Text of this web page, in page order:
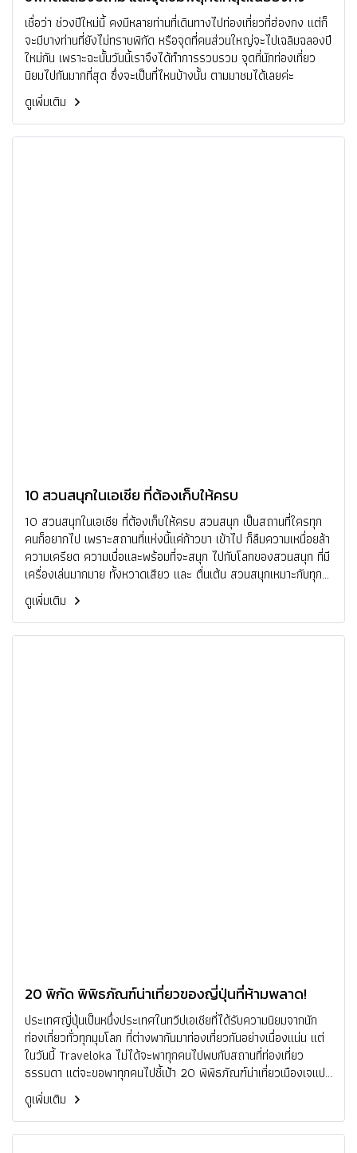
เชื่อว่า ช่วงปีใหม่นี้ คงมีหลายท่านที่เดินทางไปท่องเที่ยวที่ฮ่องกง แต่ก็
จะมีบางท่านที่ยังไม่ทราบพิกัด หรือจุดที่คนส่วนใหญ่จะไปเฉลิมฉลองปี
ใหม่กัน เพราะฉะนั้นวันนี้เราจึงได้ทำการรวบรวม จุดที่นักท่องเที่ยว
นิยมไปกันมากที่สุด ซึ่งจะเป็นที่ไหนบ้างนั้น ตามมาชมได้เลยค่ะ
ดูเพิ่มเติม
10 สวนสนุกในเอเชีย ที่ต้องเก็บให้ครบ
10 สวนสนุกในเอเชีย ที่ต้องเก็บให้ครบ สวนสนุก เป็นสถานที่ใครทุก
คนก็อยากไป เพราะสถานที่แห่งนี้แค่ก้าวขา เข้าไป ก็ลืมความเหนื่อยล้า
ความเครียด ความเบื่อและพร้อมที่จะสนุก ไปกับโลกของสวนสนุก ที่มี
เครื่องเล่นมากมาย ทั้งหวาดเสียว และ ตื่นเต้น สวนสนุกเหมาะกับทุก
เพศทุกวัย จะมาเป็นครอบครัวก็ได้ จะมากับเพื่อนหรือแฟนก็ดี วันนี้เรา
รวบรวม 10 สวนสนุกยอดฮิตที่อยู่ในเอเชีย แถมไม่ไกลจากไทยด้วย
นะ ไปดูกันเลย
ดูเพิ่มเติม
20 พิกัด พิพิธภัณฑ์น่าเที่ยวของญี่ปุ่นที่ห้ามพลาด!
ประเทศญี่ปุ่นเป็นหนึ่งประเทศในทวีปเอเชียที่ได้รับความนิยมจากนัก
ท่องเที่ยวทั่วทุกมุมโลก ที่ต่างพากันมาท่องเที่ยวกันอย่างเนื่องแน่น แต่
ในวันนี้ Traveloka ไม่ได้จะพาทุกคนไปพบกับสถานที่ท่องเที่ยว
ธรรมดา แต่จะขอพาทุกคนไปชี้เป้า 20 พิพิธภัณฑ์น่าเที่ยวเมืองเจแปน
ที่ใครหลายคนอาจจะยังไม่เคยรู้และไม่เคยไปมาก่อน หากใครอยาก
ตามเราไปชมเที่ยวแบบนี้แล้วละก็ ตามไปจองตั๋วเครื่องบินเที่ยวญี่ปุ่น
กับเราได้เลยที่ Traveloka เว็บไซต์และแอปพลิเคชั่นที่จะทำให้การเดิน
ดูเพิ่มเติม